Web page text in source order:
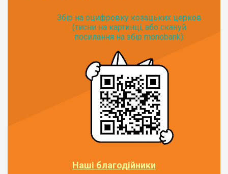
Збір на оцифровку козацьких церков
(тисни на картинці, або скануй
посилання на збір monobank):
Наші благодійники